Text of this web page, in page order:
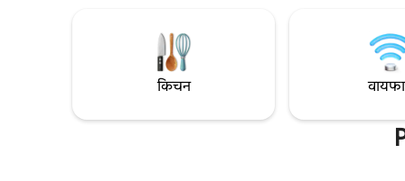
आठवणी तयार होतात. JVC च्या कुटुंबासाठी
अनुकूल कम्युनिटीमध्ये स्थित, हे डाउनटाउनपासून
थोड्याच अंतरावर आहे.
रेस्टॉरंट्स
किचन